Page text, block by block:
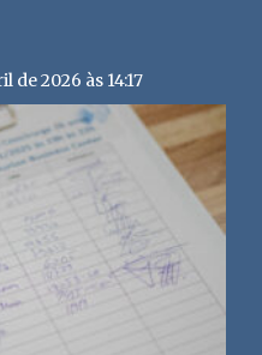
2026 às 14:17